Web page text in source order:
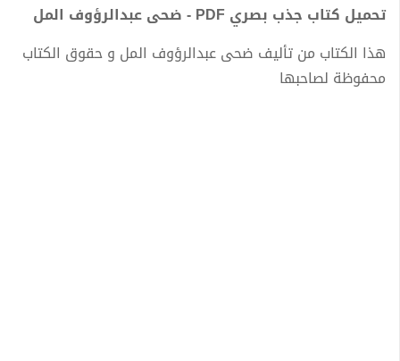
تحميل كتاب جذب بصري PDF - ضحى عبدالرؤوف المل
هذا الكتاب من تأليف ضحى عبدالرؤوف المل و حقوق الكتاب
محفوظة لصاحبها